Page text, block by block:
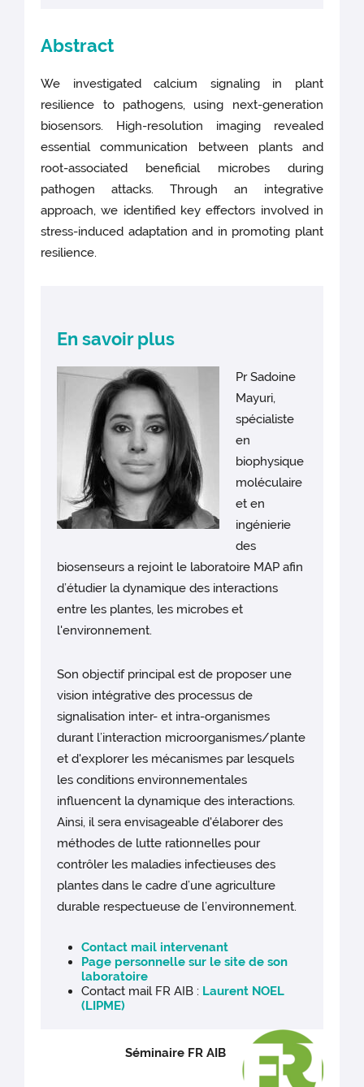
Abstract
We investigated calcium signaling in plant
resilience to pathogens, using next-generation
biosensors. High-resolution imaging revealed
essential communication between plants and
root-associated beneficial microbes during
pathogen attacks. Through an integrative
approach, we identified key effectors involved in
stress-induced adaptation and in promoting plant
resilience.
En savoir plus
Pr Sadoine
Mayuri,
spécialiste
en
biophysique
moléculaire
et en
ingénierie
des
biosenseurs a rejoint le laboratoire MAP afin
d’étudier la dynamique des interactions
entre les plantes, les microbes et
l'environnement.
Son objectif principal est de proposer une
vision intégrative des processus de
signalisation inter- et intra-organismes
durant l’interaction microorganismes/plante
et d'explorer les mécanismes par lesquels
les conditions environnementales
influencent la dynamique des interactions.
Ainsi, il sera envisageable d'élaborer des
méthodes de lutte rationnelles pour
contrôler les maladies infectieuses des
plantes dans le cadre d’une agriculture
durable respectueuse de l’environnement.
Contact mail intervenant
Page personnelle sur le site de son
laboratoire
Contact mail FR AIB : Laurent NOEL
(LIPME)
Séminaire FR AIB